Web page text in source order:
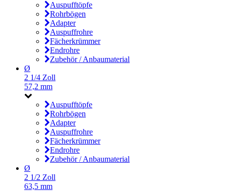
Auspufftöpfe
Rohrbögen
Adapter
Auspuffrohre
Fächerkrümmer
Endrohre
Zubehör / Anbaumaterial
Ø
2 1/4 Zoll
57,2 mm
Auspufftöpfe
Rohrbögen
Adapter
Auspuffrohre
Fächerkrümmer
Endrohre
Zubehör / Anbaumaterial
Ø
2 1/2 Zoll
63,5 mm